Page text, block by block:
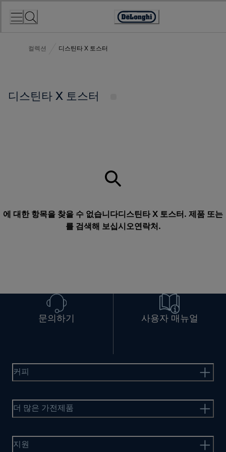
Accessibility
컬렉션 디스틴타 X 토스터
디스틴타 X 토스터
에 대한 항목을 찾을 수 없습니다디스틴타 X 토스터. 제품 또는
를 검색해 보십시오연락처 .
문의하기 사용자 매뉴얼
커피
더 많은 가전제품
지원